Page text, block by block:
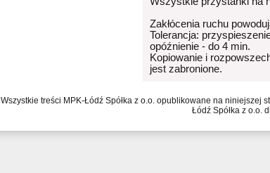
Zakłócenia ruchu
Tolerancja:
opóźnienie - do 4 min.
Kopiowanie i
jest zabronione.
Wszystkie treści MPK-Łódź Spółka z o.o. opublikowane na
Łódź Spółka z o.o.